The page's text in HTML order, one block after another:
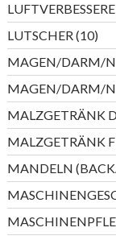
LUTSCHER 1010
MAGEN/DARM/
MAGEN/DARM/
MALZGETRÄNK
MALZGETRÄNK
MANDELN